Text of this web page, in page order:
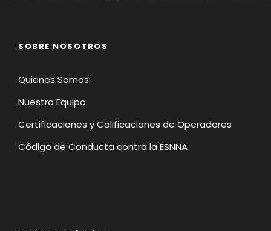
SOBRE NOSOTROS
Quienes Somos
Nuestro Equipo
Certificaciones y Calificaciones de Operadores
Código de Conducta contra la ESNNA